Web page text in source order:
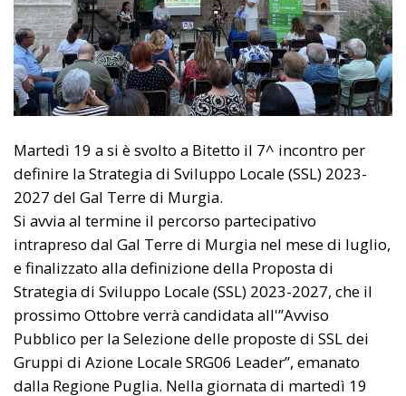
Martedì 19 a si è svolto a Bitetto il 7^ incontro per
definire la Strategia di Sviluppo Locale (SSL) 2023-
2027 del Gal Terre di Murgia.
Si avvia al termine il percorso partecipativo
intrapreso dal Gal Terre di Murgia nel mese di luglio,
e finalizzato alla definizione della Proposta di
Strategia di Sviluppo Locale (SSL) 2023-2027, che il
prossimo Ottobre verrà candidata all'”Avviso
Pubblico per la Selezione delle proposte di SSL dei
Gruppi di Azione Locale SRG06 Leader”, emanato
dalla Regione Puglia. Nella giornata di martedì 19